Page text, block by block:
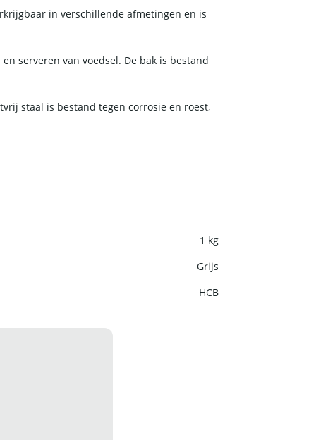
in verschillende afmetingen en is
serveren van voedsel. De bak is bestand
staal is bestand tegen corrosie en roest,
1 kg
Grijs
HCB